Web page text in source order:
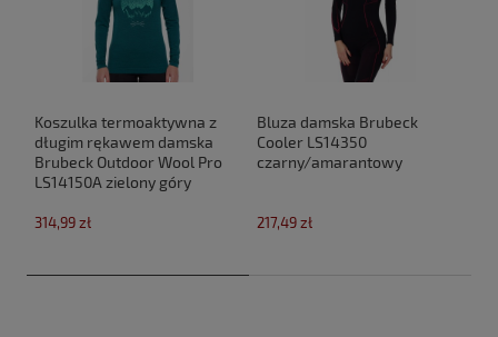
Koszulka termoaktywna z
długim rękawem damska
Brubeck Outdoor Wool Pro
LS14150A zielony góry
314,99 zł
Bluza damska Brubeck
Cooler LS14350
czarny/amarantowy
217,49 zł